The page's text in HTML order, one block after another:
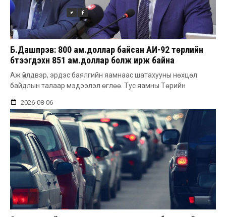
Б.Дашпүрэв: 800 ам.доллар байсан АИ-92 төрлийн
бүтээгдэхүүн 851 ам.доллар болж ирж байна
Аж үйлдвэр, эрдэс баялгийн яамнаас шатахууны нөхцөл
байдлын талаар мэдээлэл өглөө. Тус яамны Төрийн
2026-08-06